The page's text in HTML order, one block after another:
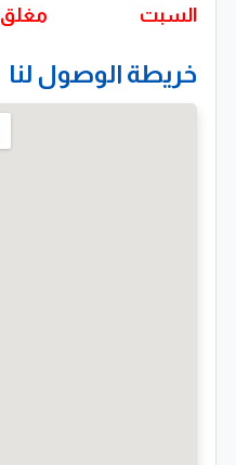
السبت
مغلق
خريطة الوصول لنا